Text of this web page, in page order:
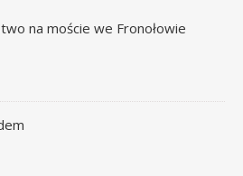
na moście we Fronołowie